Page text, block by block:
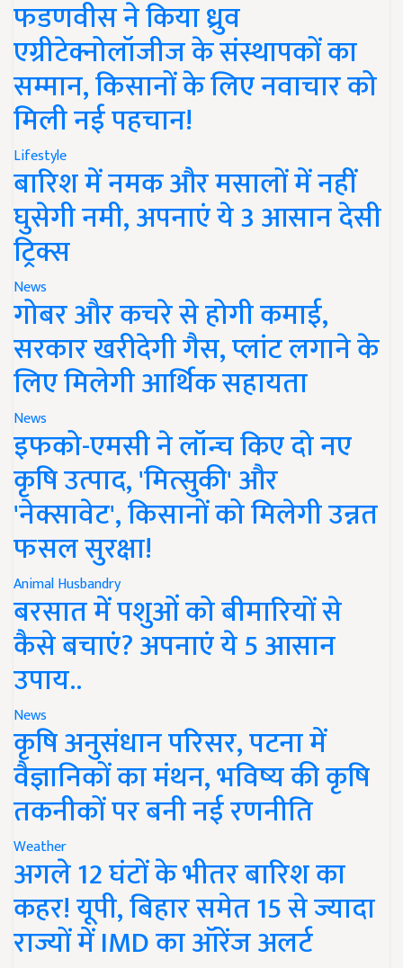
फडणवीस ने किया ध्रुव
एग्रीटेक्नोलॉजीज के संस्थापकों का
सम्मान, किसानों के लिए नवाचार को
मिली नई पहचान!
Lifestyle
बारिश में नमक और मसालों में नहीं
घुसेगी नमी, अपनाएं ये 3 आसान देसी
ट्रिक्स
News
गोबर और कचरे से होगी कमाई,
सरकार खरीदेगी गैस, प्लांट लगाने के
लिए मिलेगी आर्थिक सहायता
News
इफको-एमसी ने लॉन्च किए दो नए
कृषि उत्पाद, 'मित्सुकी' और
'नेक्सावेट', किसानों को मिलेगी उन्नत
फसल सुरक्षा!
Animal Husbandry
बरसात में पशुओं को बीमारियों से
कैसे बचाएं? अपनाएं ये 5 आसान
उपाय..
News
कृषि अनुसंधान परिसर, पटना में
वैज्ञानिकों का मंथन, भविष्य की कृषि
तकनीकों पर बनी नई रणनीति
Weather
अगले 12 घंटों के भीतर बारिश का
कहर! यूपी, बिहार समेत 15 से ज्यादा
राज्यों में IMD का ऑरेंज अलर्ट